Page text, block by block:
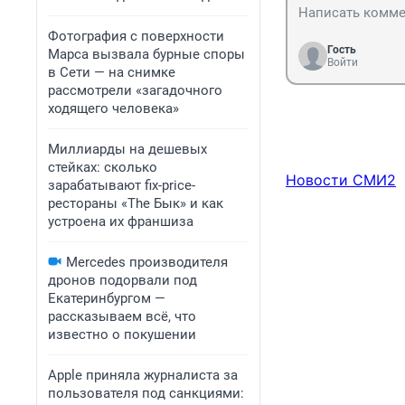
Фотография с поверхности
Марса вызвала бурные споры
в Сети — на снимке
рассмотрели «загадочного
ходящего человека»
Миллиарды на дешевых
стейках: сколько
зарабатывают fix-price-
рестораны «The Бык» и как
устроена их франшиза
Mercedes производителя
дронов подорвали под
Екатеринбургом —
рассказываем всё, что
известно о покушении
Apple приняла журналиста за
пользователя под санкциями:
Гость
Войти
Новости СМИ2